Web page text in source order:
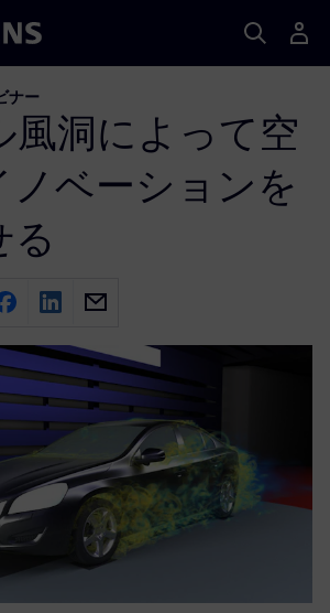
ナー
風洞によって空
ノベーションを
る